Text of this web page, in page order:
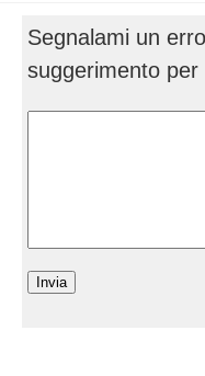
Segnalami un
suggerimento